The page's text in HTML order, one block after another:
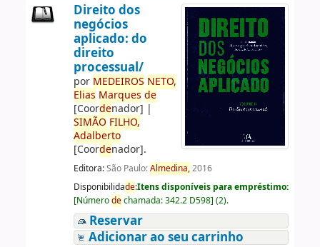
Direito dos
negócios
aplicado: do
direito
processual/
por MEDEIROS NETO,
Elias Marques de
[Coordenador] |
SIMÃO FILHO,
Adalberto
[Coordenador].
Editora:São Paulo:Almedina,2016
Disponibilidade:Itens disponíveis para empréstimo:
[Númerodechamada:342.2 D598] (2).
Reservar
Adicionar ao seu carrinho